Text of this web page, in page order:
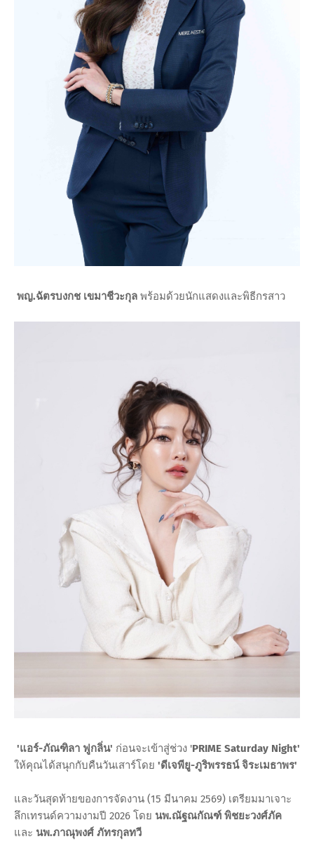
พญ.ฉัตรบงกช เขมาชีวะกุล พร้อมด้วยนักแสดงและพิธีกรสาว
'แอร์-ภัณฑิลา ฟูกลิ่น' ก่อนจะเข้าสู่ช่วง 'PRIME Saturday Night'
ให้คุณได้สนุกกับคืนวันเสาร์โดย 'ดีเจพียู-ภูริพรรธน์ จิระเมธาพร'
และวันสุดท้ายของการจัดงาน (15 มีนาคม 2569) เตรียมมาเจาะ
ลึกเทรนด์ความงามปี 2026 โดย นพ.ณัฐณกัณฑ์ พิชยะวงศ์ภัค
และ นพ.ภาณุพงศ์ ภัทรกุลทวี